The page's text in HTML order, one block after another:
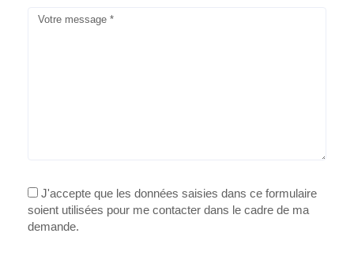
J'accepte que les données saisies dans ce formulaire
soient utilisées pour me contacter dans le cadre de ma
demande.